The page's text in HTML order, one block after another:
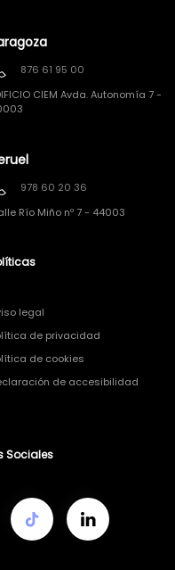
876 61 95 00
CIEM Avda. Autonomía 7 -
978 60 20 36
Río Miño nº 7 - 44003
legal
de privacidad
de cookies
de accesibilidad
Sociales